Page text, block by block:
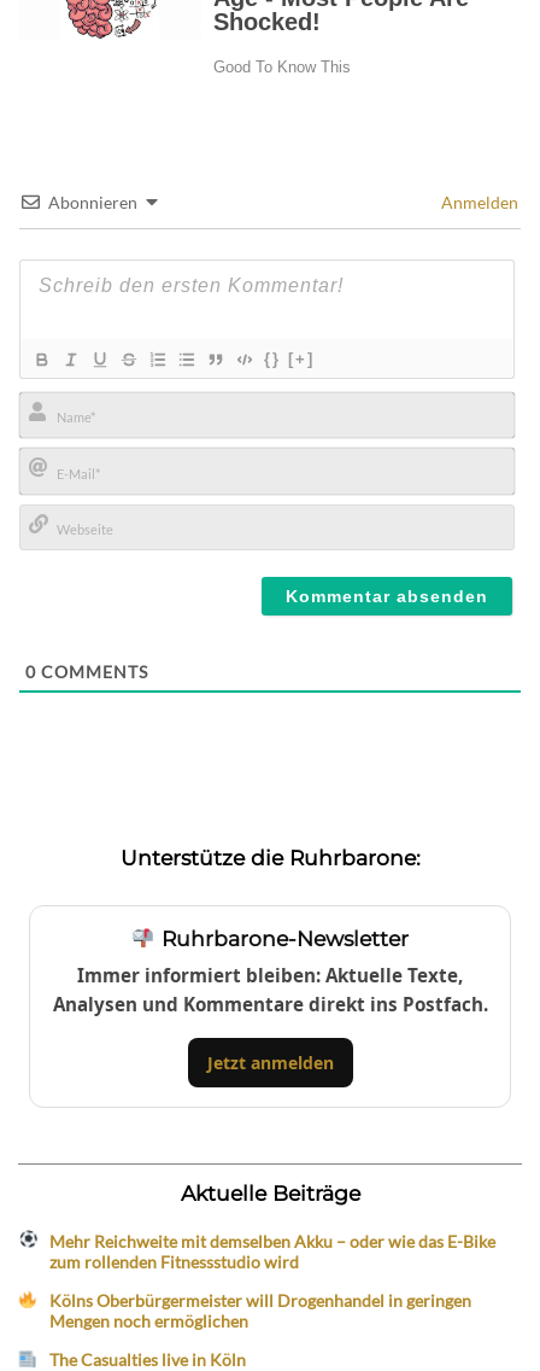
Abonnieren Anmelden
{} [+]
Name*
E-
Mail*
0 COMMENTS
Unterstütze die Ruhrbarone:
Ruhrbarone-Newsletter
Immer informiert bleiben: Aktuelle Texte,
Analysen und Kommentare direkt ins Postfach.
Jetzt anmelden
Aktuelle Beiträge
Mehr Reichweite mit demselben Akku – oder wie das E-Bike
zum rollenden Fitnessstudio wird
Kölns Oberbürgermeister will Drogenhandel in geringen
Mengen noch ermöglichen
The Casualties live in Köln